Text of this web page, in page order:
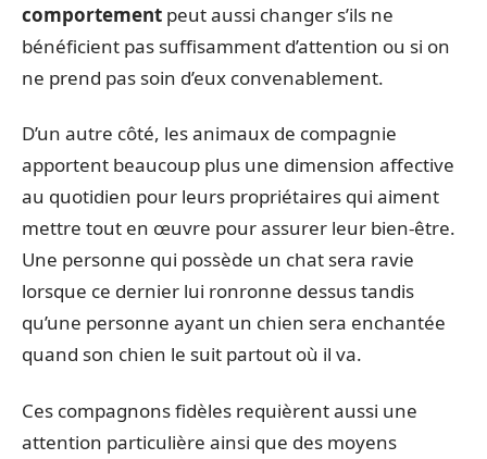
comportement peut aussi changer s’ils ne
bénéficient pas suffisamment d’attention ou si on
ne prend pas soin d’eux convenablement.
D’un autre côté, les animaux de compagnie
apportent beaucoup plus une dimension affective
au quotidien pour leurs propriétaires qui aiment
mettre tout en œuvre pour assurer leur bien-être.
Une personne qui possède un chat sera ravie
lorsque ce dernier lui ronronne dessus tandis
qu’une personne ayant un chien sera enchantée
quand son chien le suit partout où il va.
Ces compagnons fidèles requièrent aussi une
attention particulière ainsi que des moyens